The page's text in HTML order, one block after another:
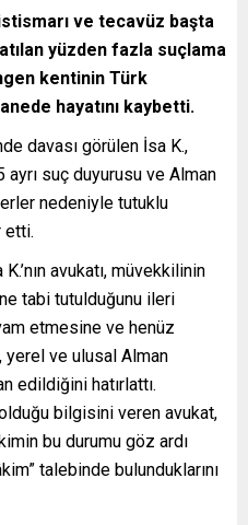
ve tecavüz başta
yüzden fazla suçlama
kentinin Türk
hayatını kaybetti.
davası görülen İsa K.,
ayrı suç duyurusu ve Alman
nedeniyle tutuklu
etti.
avukatı, müvekkilinin
tabi tutulduğunu ileri
etmesine ve henüz
yerel ve ulusal Alman
edildiğini hatırlattı.
bilgisini veren avukat,
bu durumu göz ardı
talebinde bulunduklarını